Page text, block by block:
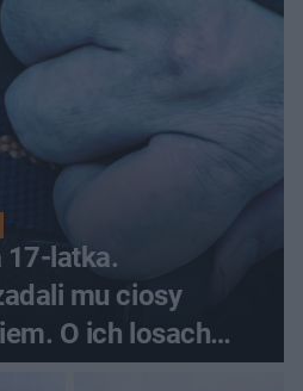
17-latka.
mu ciosy
O ich losach